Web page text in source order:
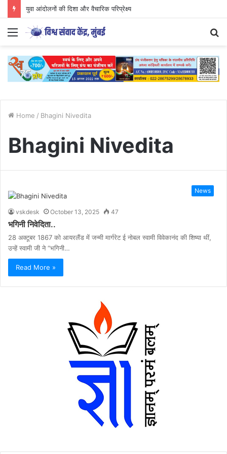
युवा आंदोलनों की दिशा और वैचारिक परिप्रेक्ष्य
Menu
Home / Bhagini Nivedita
Bhagini Nivedita
News
vskdesk October 13, 2025 47
भगिनी निवेदिता..
28 अक्टूबर 1867 को आयरलैंड में जन्मी मार्गरेट ई नोबल स्वामी विवेकानंद की शिष्या थीं,
उन्हें स्वामी जी ने “भगिनी…
Read More »